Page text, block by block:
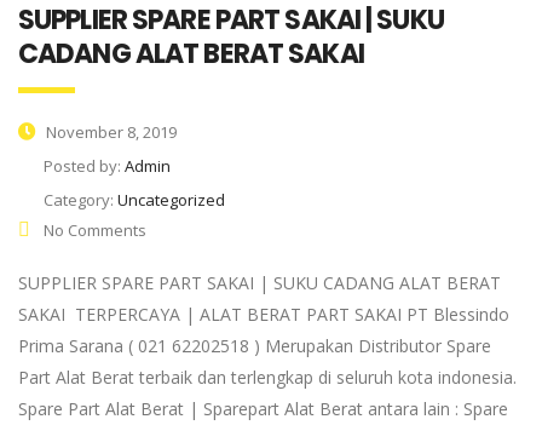
SUPPLIER SPARE PART SAKAI | SUKU
CADANG ALAT BERAT SAKAI
November 8, 2019
Posted by: Admin
Category: Uncategorized
No Comments
SUPPLIER SPARE PART SAKAI | SUKU CADANG ALAT BERAT
SAKAI TERPERCAYA | ALAT BERAT PART SAKAI PT Blessindo
Prima Sarana ( 021 62202518 ) Merupakan Distributor Spare
Part Alat Berat terbaik dan terlengkap di seluruh kota indonesia.
Spare Part Alat Berat | Sparepart Alat Berat antara lain : Spare